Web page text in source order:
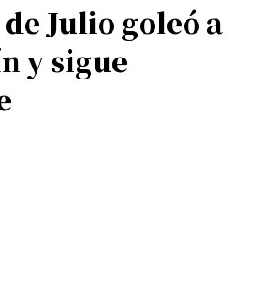
Julio goleó a
y sigue